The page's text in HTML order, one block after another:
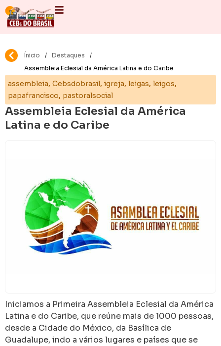
Ínicio / Destaques
/
Assembleia Eclesial da América Latina e do Caribe
assembleia, Cebsdobrasil, igreja, leigas, leigos,
papafrancisco, pastoralsocial
Assembleia Eclesial da América
Latina e do Caribe
Iniciamos a Primeira Assembleia Eclesial da América
Latina e do Caribe, que reúne mais de 1000 pessoas,
desde a Cidade do México, da Basílica de
Guadalupe, indo a vários lugares e países que se